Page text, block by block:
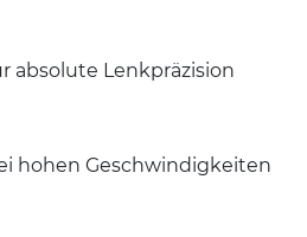
absolute Lenkpräzision
hohen Geschwindigkeiten